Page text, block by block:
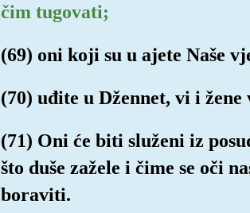
čim tugovati;
(69) oni koji su u ajete Naše
(70) uđite u Džennet, vi i
(71) Oni će biti služeni iz
što duše zažele i čime se oči
boraviti.